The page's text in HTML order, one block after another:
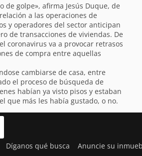
de golpe», afirma Jesús Duque, de
a las operaciones de
y operadores del sector anticipan
de transacciones de viviendas. De
coronavirus va a provocar retrasos
de compra entre aquellas
cambiarse de casa, entre
el proceso de búsqueda de
habían ya visto pisos y estaban
que más les había gustado, o no.
Díganos qué busca Anuncie su